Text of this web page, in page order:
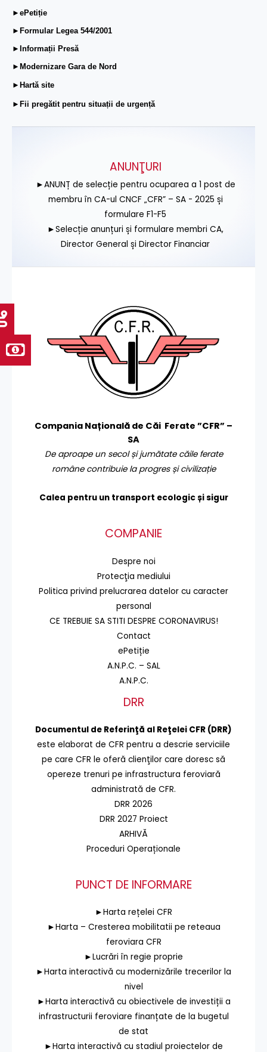
►ePetiție
►Formular Legea 544/2001
►Informații Presă
►Modernizare Gara de Nord
►Hartă site
►Fii pregătit pentru situații de urgență
ANUNŢURI
►ANUNȚ de selecție pentru ocuparea a 1 post de
membru în CA-ul CNCF „CFR” – SA - 2025 și
formulare F1-F5
►Selecție anunțuri și formulare membri CA,
Director General și Director Financiar
Compania Națională de Căi Ferate ”CFR” –
SA
De aproape un secol și jumătate căile ferate
române contribuie la progres și civilizație
Calea pentru un transport ecologic și sigur
COMPANIE
Despre noi
Protecţia mediului
Politica privind prelucrarea datelor cu caracter
personal
CE TREBUIE SA STITI DESPRE CORONAVIRUS!
Contact
ePetiție
A.N.P.C. – SAL
A.N.P.C.
DRR
Documentul de Referinţă al Reţelei CFR (DRR)
este elaborat de CFR pentru a descrie serviciile
pe care CFR le oferă clienţilor care doresc să
opereze trenuri pe infrastructura feroviară
administrată de CFR.
DRR 2026
DRR 2027 Proiect
ARHIVĂ
Proceduri Operaționale
PUNCT DE INFORMARE
►Harta rețelei CFR
►Harta – Cresterea mobilitatii pe reteaua
feroviara CFR
►Lucrări în regie proprie
►Harta interactivă cu modernizările trecerilor la
nivel
►Harta interactivă cu obiectivele de investiții a
infrastructurii feroviare finanțate de la bugetul
de stat
►Harta interactivă cu stadiul proiectelor de